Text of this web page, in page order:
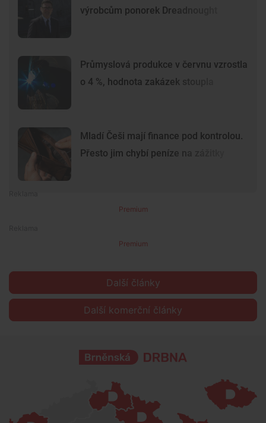
výrobcům ponorek Dreadnought
Průmyslová produkce v červnu vzrostla
o 4 %, hodnota zakázek stoupla
Mladí Češi mají finance pod kontrolou.
Přesto jim chybí peníze na zážitky
Premium
Premium
Další články
Další komerční články